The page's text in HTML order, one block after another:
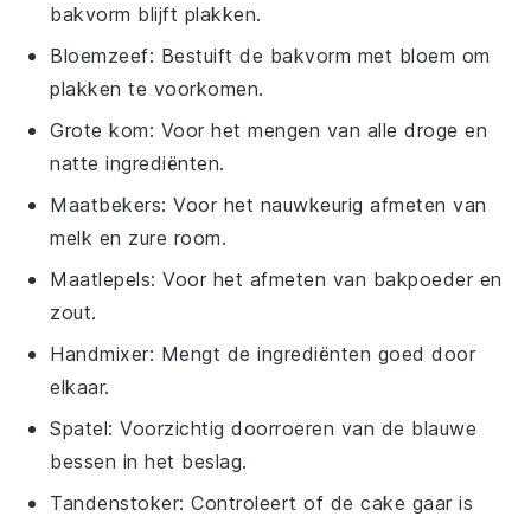
bakvorm blijft plakken.
Bloemzeef: Bestuift de bakvorm met bloem om
plakken te voorkomen.
Grote kom: Voor het mengen van alle droge en
natte ingrediënten.
Maatbekers: Voor het nauwkeurig afmeten van
melk en zure room.
Maatlepels: Voor het afmeten van bakpoeder en
zout.
Handmixer: Mengt de ingrediënten goed door
elkaar.
Spatel: Voorzichtig doorroeren van de blauwe
bessen in het beslag.
Tandenstoker: Controleert of de cake gaar is